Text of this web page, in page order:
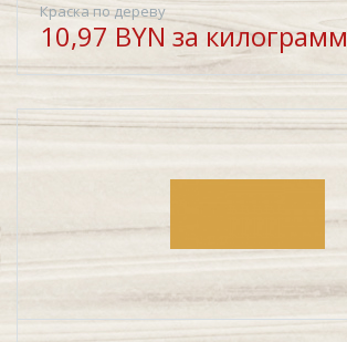
Краска по дереву
10,97 BYN за килограмм